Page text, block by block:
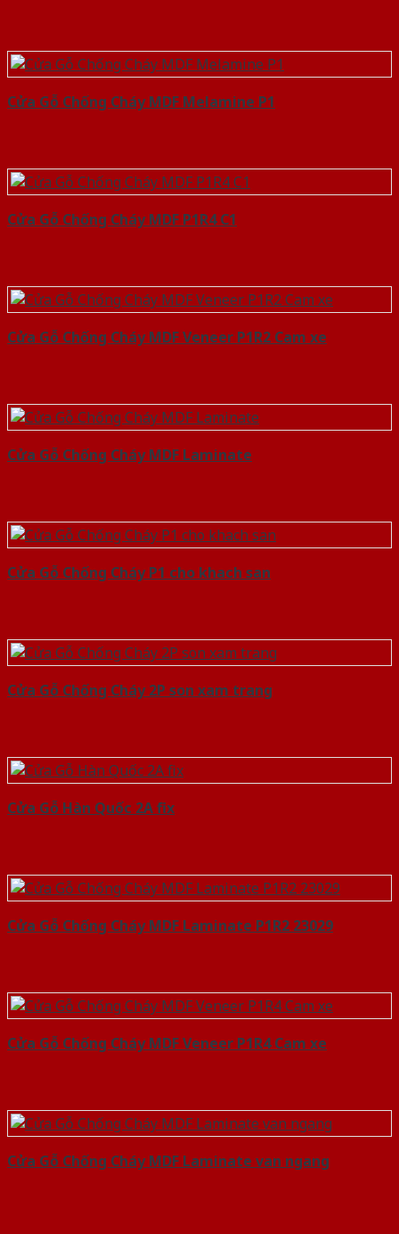
Cửa Gỗ Chống Cháy MDF Melamine P1
Cửa Gỗ Chống Cháy MDF P1R4 C1
Cửa Gỗ Chống Cháy MDF Veneer P1R2 Cam xe
Cửa Gỗ Chống Cháy MDF Laminate
Cửa Gỗ Chống Cháy P1 cho khach san
Cửa Gỗ Chống Cháy 2P son xam trang
Cửa Gỗ Hàn Quốc 2A fix
Cửa Gỗ Chống Cháy MDF Laminate P1R2 23029
Cửa Gỗ Chống Cháy MDF Veneer P1R4 Cam xe
Cửa Gỗ Chống Cháy MDF Laminate van ngang